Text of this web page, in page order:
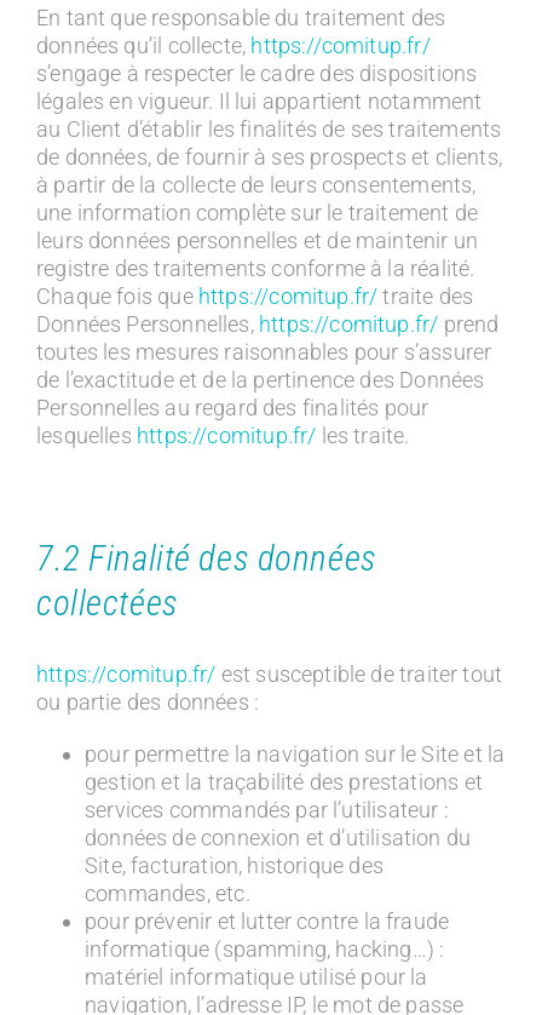
En tant que responsable du traitement des
données qu’il collecte, https://comitup.fr/
s’engage à respecter le cadre des dispositions
légales en vigueur. Il lui appartient notamment
au Client d’établir les finalités de ses traitements
de données, de fournir à ses prospects et clients,
à partir de la collecte de leurs consentements,
une information complète sur le traitement de
leurs données personnelles et de maintenir un
registre des traitements conforme à la réalité.
Chaque fois que https://comitup.fr/traite des
Données Personnelles, https://comitup.fr/ prend
toutes les mesures raisonnables pour s’assurer
de l’exactitude et de la pertinence des Données
Personnelles au regard des finalités pour
lesquelles https://comitup.fr/ les traite.
7.2 Finalité des données
collectées
https://comitup.fr/ est susceptible de traiter tout
ou partie des données :
pour permettre la navigation sur le Site et la
gestion et la traçabilité des prestations et
services commandés par l’utilisateur :
données de connexion et d’utilisation du
Site, facturation, historique des
commandes, etc.
pour prévenir et lutter contre la fraude
informatique (spamming, hacking…) :
matériel informatique utilisé pour la
navigation, l’adresse IP, le mot de passe